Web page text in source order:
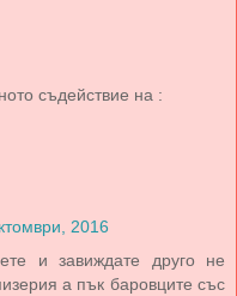
съдействие на :
2016
и завиждате друго не
а пък баровците със